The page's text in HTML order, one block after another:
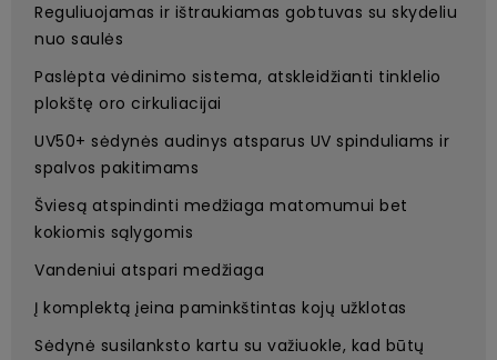
Reguliuojamas ir ištraukiamas gobtuvas su skydeliu
nuo saulės
Paslėpta vėdinimo sistema, atskleidžianti tinklelio
plokštę oro cirkuliacijai
UV50+ sėdynės audinys atsparus UV spinduliams ir
spalvos pakitimams
Šviesą atspindinti medžiaga matomumui bet
kokiomis sąlygomis
Vandeniui atspari medžiaga
Į komplektą įeina paminkštintas kojų užklotas
Sėdynė susilanksto kartu su važiuokle, kad būtų